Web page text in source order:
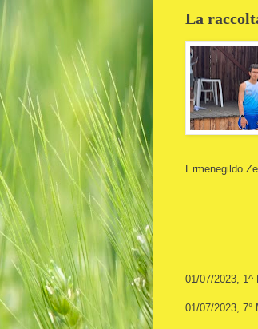
La
Ermenegildo
01/07/2023, 1^
01/07/2023, 7°